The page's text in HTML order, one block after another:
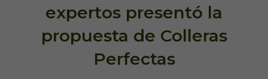
expertos presentó la
propuesta de Colleras
Perfectas